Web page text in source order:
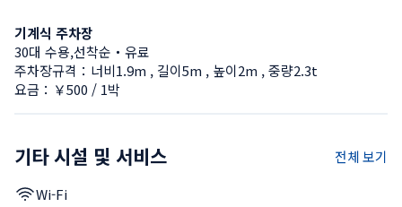
기계식 주차장
30대 수용,선착순・유료
주차장규격：너비1.9m , 길이5m , 높이2m , 중량2.3t
요금：￥500 / 1박
기타 시설 및 서비스 전체 보기
Wi-Fi